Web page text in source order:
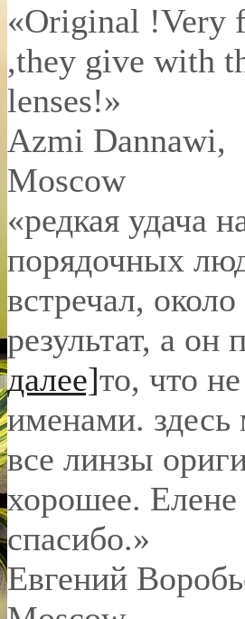
«Original !Very
,they give with
lenses!»
Azmi Dannawi,
Moscow
«редкая удача
порядочных
встречал,
результат, а
далее]то, что
именами. здесь
все линзы
хорошее.
спасибо.»
Евгений